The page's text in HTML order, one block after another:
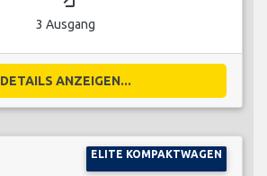
3 Ausgang
DETAILS ANZEIGEN...
ELITE KOMPAKTWAGEN